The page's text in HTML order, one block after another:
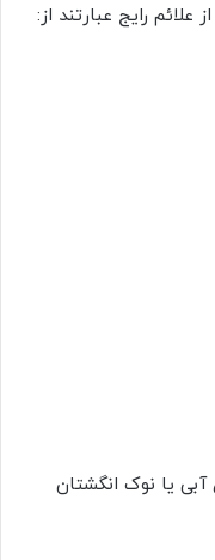
رایج عبارتند از:
آبی یا نوک انگشتان